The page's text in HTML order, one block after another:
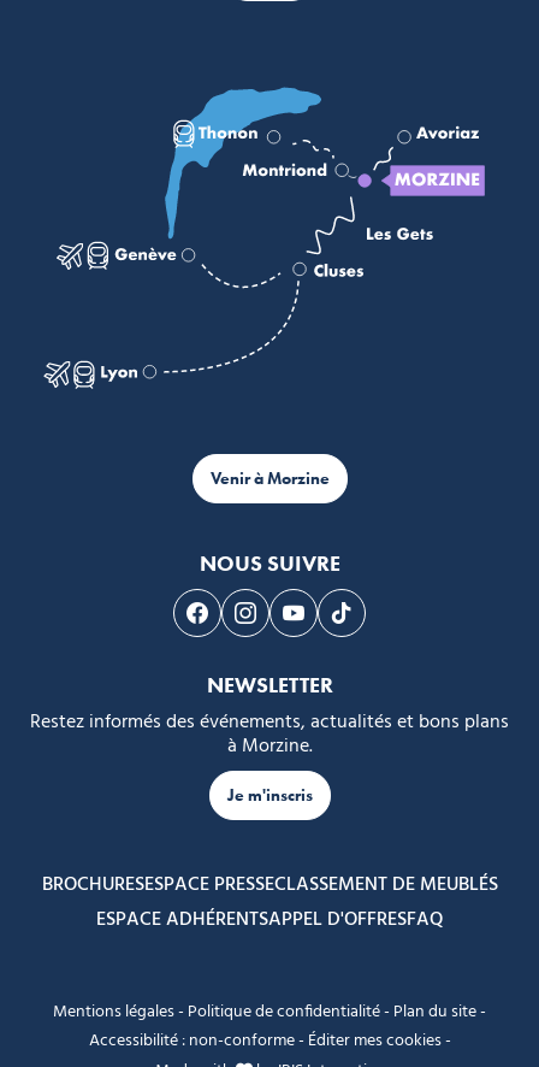
Venir à Morzine
NOUS SUIVRE
Suivez-nous sur Facebook
Suivez-nous sur Instagram
Suivez-nous sur Youtube
Suivez-nous sur
NEWSLETTER
Restez informés des événements, actualités et bons plans
à Morzine.
Je m'inscris
BROCHURESESPACE PRESSECLASSEMENT DE MEUBLÉS
ESPACE ADHÉRENTSAPPEL D'OFFRESFAQ
Mentions légales- Politique de confidentialité- Plan du site-
Accessibilité : non-conforme- Éditer mes cookies-